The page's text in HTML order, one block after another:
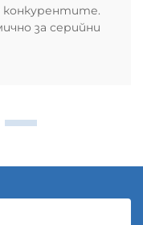
конкурентите.
за серийни